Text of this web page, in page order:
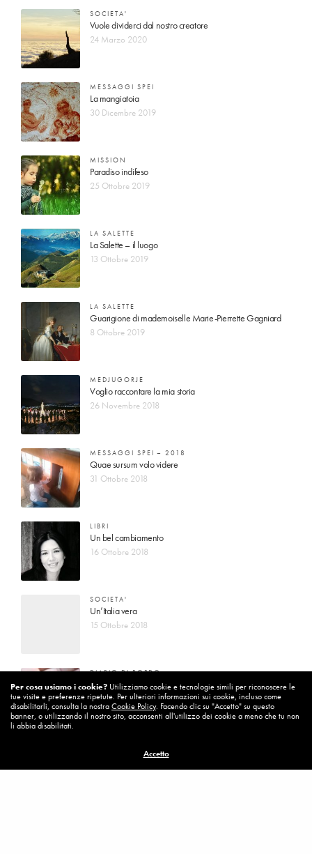
SOCIETA'
Vuole dividerci dal nostro creatore
24 Marzo 2020
MESSAGGI SPEI
La mangiatoia
30 Dicembre 2019
MISSION
Paradiso indifeso
25 Ottobre 2019
LA SALETTE
La Salette – il luogo
13 Ottobre 2019
LA SALETTE
Guarigione di mademoiselle Marie-Pierrette Gagniard
8 Ottobre 2019
MEDJUGORJE
Voglio raccontare la mia storia
26 Novembre 2018
MESSAGGI SPEI – 2018
Quae sursum volo videre
31 Ottobre 2018
LIBRI
Un bel cambiamento
16 Ottobre 2018
SOCIETA'
Un’Italia vera
15 Ottobre 2018
DIARIO DI BORDO
La vita vince sempre
8 Ottobre 2018
Per cambiare ci vuole coraggio
8 Ottobre 2018
Per cosa usiamo i cookie? Utilizziamo cookie e tecnologie simili per riconoscere le
tue visite e preferenze ripetute. Per ulteriori informazioni sui cookie, incluso come
disabilitarli, consulta la nostraCookie Policy. Facendo clic su "Accetto" su questo
banner, o utilizzando il nostro sito, acconsenti all'utilizzo dei cookie a meno che tu non
li abbia disabilitati.
Accetto